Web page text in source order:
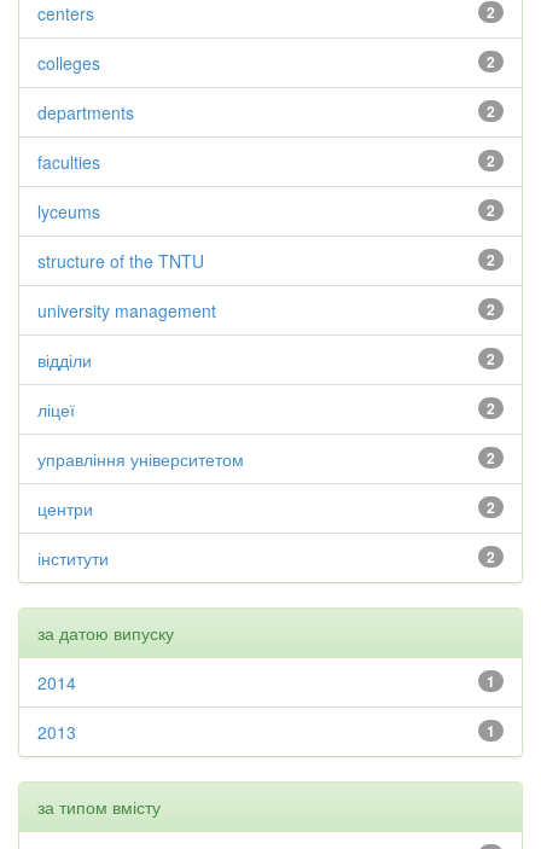
2
centers
2
colleges
2
departments
2
faculties
2
lyceums
2
structure of the TNTU
2
university management
2
відділи
2
ліцеї
2
управління університетом
2
центри
2
інститути
за датою випуску
1
2014
1
2013
за типом вмісту